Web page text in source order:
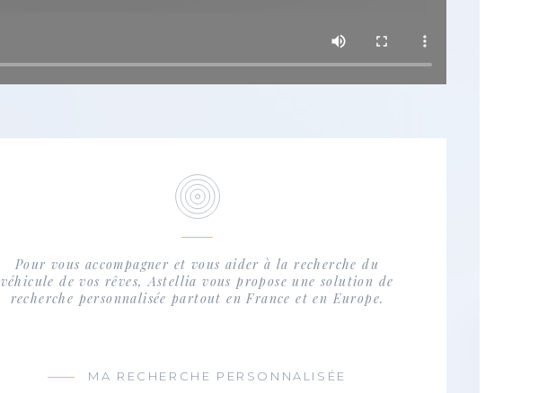
Pour vous accompagner et vous aider à la recherche du
véhicule de vos rêves, Astellia vous propose une solution de
recherche personnalisée partout en France et en Europe.
MA RECHERCHE PERSONNALISÉE